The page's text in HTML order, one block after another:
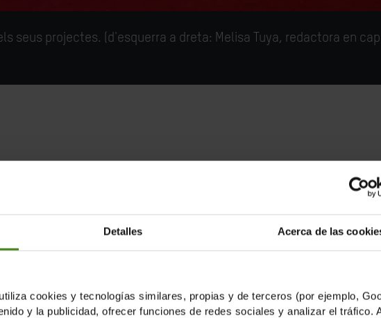
Detalles Acerca de las
cookies y tecnologías similares, propias y de terceros (por ejemplo,
y la publicidad, ofrecer funciones de redes sociales y analizar el tráfico.
seus projectes. (d'esquerra a dreta: Melisa Tuya, redactora en
la Universitat Nebrija i TeamLabs, convoquen la XI edició del
millor, més just i igualitari per a totes les persones a Espanya. El
Nebrija el dilluns 3 de març.
persona pot presentar, a través de la pàgina web
en una causa que promogui la igualtat, la lluita contra la
de febrer de 2025.